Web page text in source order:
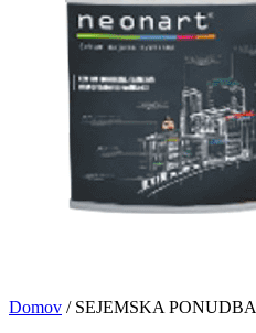
Domov / SEJEMSKA PONUDBA